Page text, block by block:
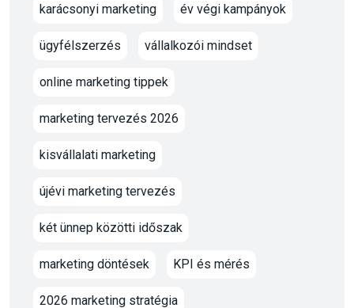
karácsonyi marketing év végi kampányok
ügyfélszerzés vállalkozói mindset
online marketing tippek
marketing tervezés 2026
kisvállalati marketing
újévi marketing tervezés
két ünnep közötti időszak
marketing döntések KPI és mérés
2026 marketing stratégia